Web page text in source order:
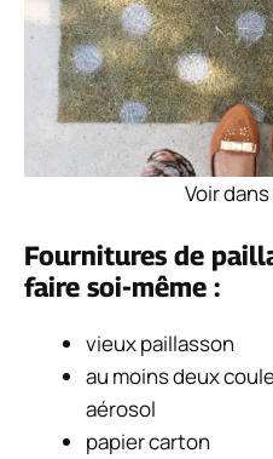
Voir
Fournitures de
faire soi-même :
vieux paillasson
au moins deux
aérosol
papier carton